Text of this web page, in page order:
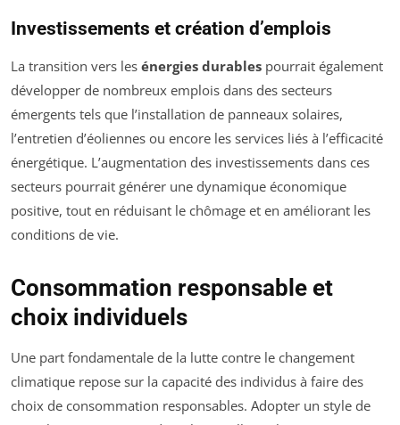
Investissements et création d’emplois
La transition vers les énergies durables pourrait également
développer de nombreux emplois dans des secteurs
émergents tels que l’installation de panneaux solaires,
l’entretien d’éoliennes ou encore les services liés à l’efficacité
énergétique. L’augmentation des investissements dans ces
secteurs pourrait générer une dynamique économique
positive, tout en réduisant le chômage et en améliorant les
conditions de vie.
Consommation responsable et
choix individuels
Une part fondamentale de la lutte contre le changement
climatique repose sur la capacité des individus à faire des
choix de consommation responsables. Adopter un style de